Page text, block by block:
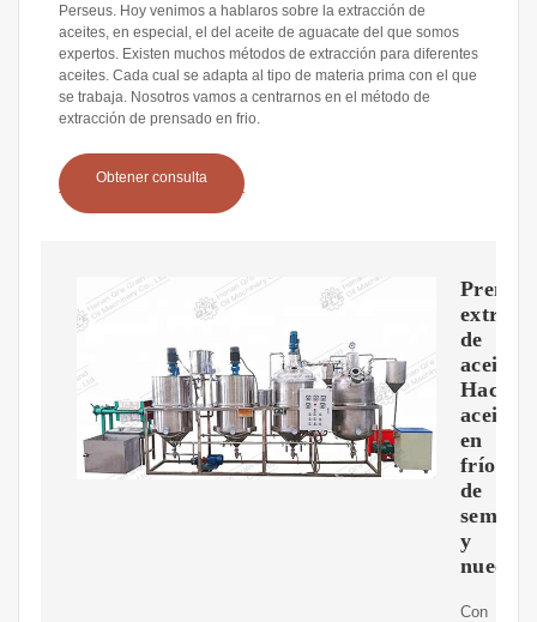
Perseus. Hoy venimos a hablaros sobre la extracción de
aceites, en especial, el del aceite de aguacate del que somos
expertos. Existen muchos métodos de extracción para diferentes
aceites. Cada cual se adapta al tipo de materia prima con el que
se trabaja. Nosotros vamos a centrarnos en el método de
extracción de prensado en frio.
Obtener consulta
Prensa
de
aceite
Hacer
aceite
en
frío
de
semillas
y
nueces
Con